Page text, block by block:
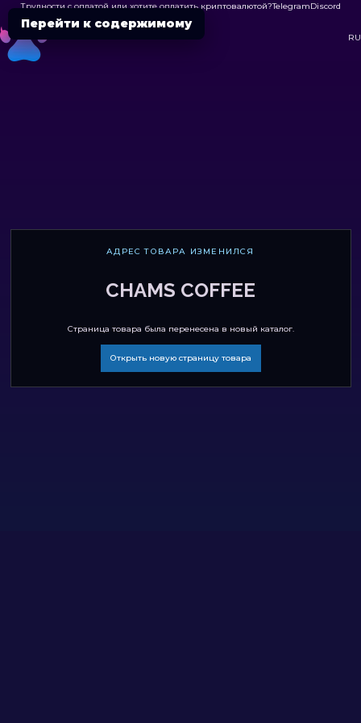
Перейти к содержимому
Трудности с оплатой или хотите оплатить криптовалютой?TelegramDiscord

RU
АДРЕС ТОВАРА ИЗМЕНИЛСЯ
CHAMS COFFEE
Страница товара была перенесена в новый каталог.
Открыть новую страницу товара